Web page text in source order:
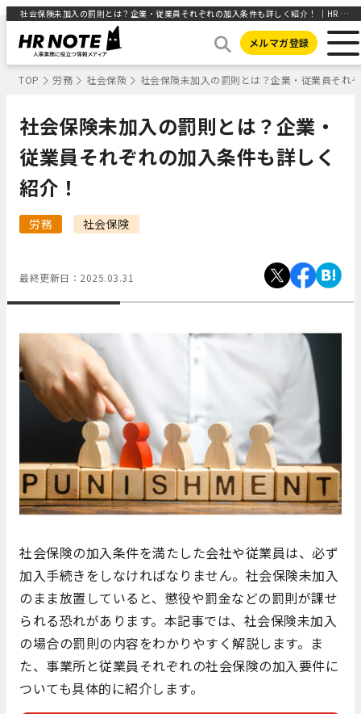
社会保険未加入の罰則とは？企業・従業員それぞれの加入条件も詳しく紹介！ ｜HR NOTE
メルマガ登録
TOP 労務 社会保険 社会保険未加入の罰則とは？企業・従業員それ
社会保険未加入の罰則とは？企業・
従業員それぞれの加入条件も詳しく
紹介！
労務 社会保険
最終更新日： 2025.03.31
社会保険の加入条件を満たした会社や従業員は、必ず
加入手続きをしなければなりません。社会保険未加入
のまま放置していると、懲役や罰金などの罰則が課せ
られる恐れがあります。本記事では、社会保険未加入
の場合の罰則の内容をわかりやすく解説します。ま
た、事業所と従業員それぞれの社会保険の加入要件に
ついても具体的に紹介します。